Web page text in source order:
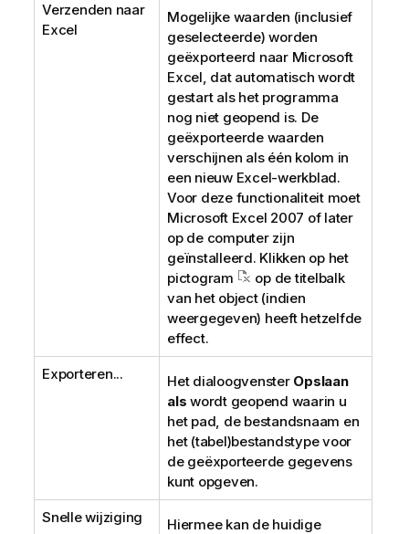
Verzenden naar
Excel
Mogelijke waarden (inclusief
geselecteerde) worden
geëxporteerd naar Microsoft
Excel, dat automatisch wordt
gestart als het programma
nog niet geopend is. De
geëxporteerde waarden
verschijnen als één kolom in
een nieuw Excel-werkblad.
Voor deze functionaliteit moet
Microsoft Excel 2007 of later
op de computer zijn
geïnstalleerd. Klikken op het
pictogram
op de titelbalk
van het object (indien
weergegeven) heeft hetzelfde
effect.
Exporteren... Het dialoogvenster Opslaan
als wordt geopend waarin u
het pad, de bestandsnaam en
het (tabel)bestandstype voor
de geëxporteerde gegevens
kunt opgeven.
Snelle wijziging
Hiermee kan de huidige